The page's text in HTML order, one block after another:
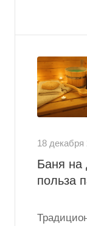
18 декабря
Баня на
польза